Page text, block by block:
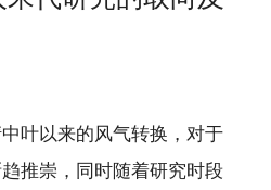
叶以来的风气转换，对于
推崇，同时随着研究时段